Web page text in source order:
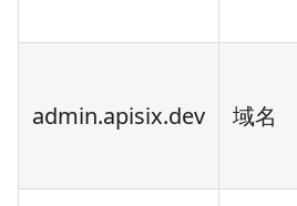
admin.apisix.dev 域名